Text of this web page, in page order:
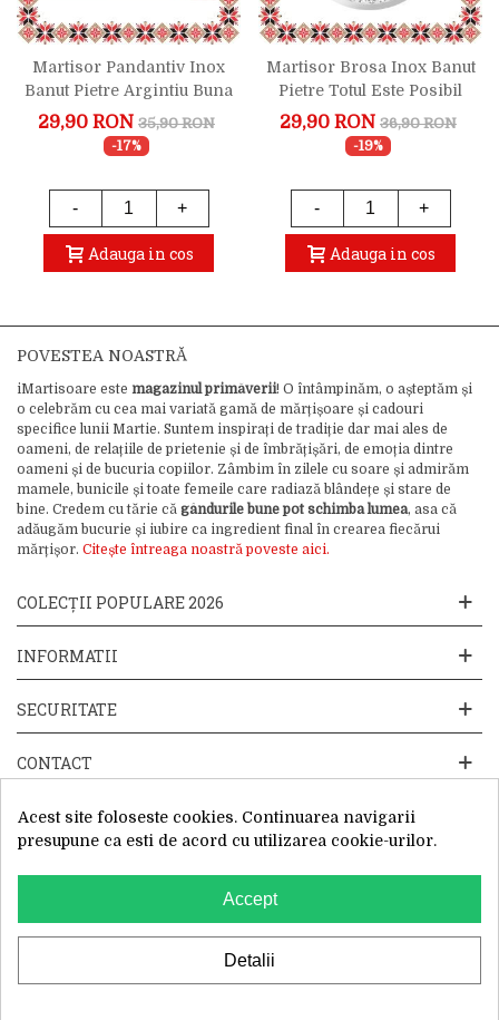
Martisor Pandantiv Inox
Banut Pietre Argintiu Buna
Educatoare
29,90 RON 35,90 RON
-17%
- +
Adauga in cos
Martisor Brosa Inox Banut
Pietre Totul Este Posibil
Argintiu
29,90 RON 36,90 RON
-19%
- +
Adauga in cos
POVESTEA NOASTRĂ
iMartisoare este magazinul primăverii! O întâmpinăm, o așteptăm și
o celebrăm cu cea mai variată gamă de mărțișoare și cadouri
specifice lunii Martie. Suntem inspirați de tradiție dar mai ales de
oameni, de relațiile de prietenie și de îmbrățișări, de emoția dintre
oameni și de bucuria copiilor. Zâmbim în zilele cu soare și admirăm
mamele, bunicile și toate femeile care radiază blândețe și stare de
bine. Credem cu tărie că gândurile bune pot schimba lumea, asa că
adăugăm bucurie și iubire ca ingredient final în crearea fiecărui
mărțișor. Citește întreaga noastră poveste aici.
COLECȚII POPULARE 2026
INFORMATII
SECURITATE
CONTACT
Website operat de: Primavara in dar SRL, Cod Fiscal: 52428019, Reg.
Com: J2025066115002, Sediu Social:Sos. Unirii 201-203C, Caciulati,
Acest site foloseste cookies. Continuarea navigarii
presupune ca esti de acord cu utilizarea cookie-urilor.
Accept
Detalii